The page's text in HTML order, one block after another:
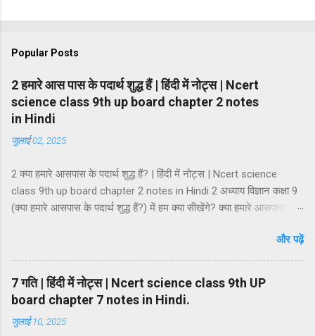
Popular Posts
2 हमारे आस पास के पदार्थ शुद्ध हैं | हिंदी में नोट्स | Ncert
science class 9th up board chapter 2 notes
in Hindi
जुलाई 02, 2025
2 क्या हमारे आसपास के पदार्थ शुद्ध हैं? | हिंदी में नोट्स | Ncert science
class 9th up board chapter 2 notes in Hindi 2 अध्याय विज्ञान कक्षा 9
(क्या हमारे आसपास के पदार्थ शुद्ध हैं?) में हम क्या सीखेंगे? क्या हमारे आसपास के
मिश्रण की विशेषताएं विलयन विलायक तथा विलेय विलयन के गुण विलयन के
प्रकार विलयन की सान्द्रता कोलॉइडी अवस्था कोलॉइड निलम्बन कोलॉइडी
कोलॉइडी विलयन की प्रावस्थाएं कोलॉइडी विलियनों का वर्गीकरण कोलाइड के
गुणधर्म भौतिक एवं रासायनिक परिवर्तन शुद्ध पदार्थ तत्व तत्त्वों का वर्गीकरण धातु,
अधातु एवं उपधातु यौगिक यौगिकों की विशेषताएं मिश्रण तथा यौगिक में अंतर।
मिश्रण — जब दो या दो से अधिक तत्वों या यौगिकों को अनिश्चित अनुपात में
और पढ़ें
7 गति | हिंदी में नोट्स | Ncert science class 9th UP
board chapter 7 notes in Hindi.
जुलाई 10, 2025